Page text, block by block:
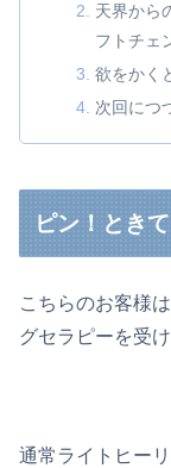
天界から
フトチェ
欲をかく
次回につ
ピン！とき
こちらのお客様
グセラピーを受
通常ライトヒー